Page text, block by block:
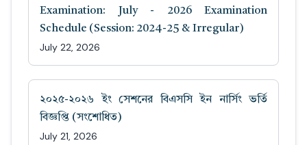
Examination: July - 2026 Examination
Schedule (Session: 2024-25 & Irregular)
July 22, 2026
২০২৫-২০২৬ ইং সেশনের বিএসসি ইন নার্সিং ভর্তি
বিজ্ঞপ্তি (সংশোধিত)
July 21, 2026